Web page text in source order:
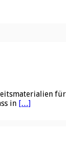
in […]